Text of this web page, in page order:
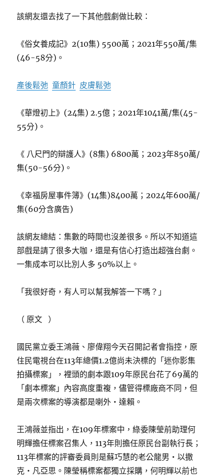
該網友還去找了一下其他戲劇做比較：
《俗女養成記》2(10集) 5500萬；2021年550萬/集
(46-58分)。
產後鬆弛 童顏針 皮膚鬆弛
《華燈初上》(24集) 2.5億；2021年1041萬/集(45-
55分)。
《 八尺門的辯護人》(8集) 6800萬；2023年850萬/
集(50-56分)。
《幸福房屋事件簿》(14集)8400萬；2024年600萬/
集(60分含廣告)
該網友總結：集數的時間也沒差很多。所以不知道這
部戲是請了很多大咖，還是有信心打造出超強台劇。
一集成本可以比別人多 50%以上。
「我很好奇，有人可以幫我解答一下嗎？」
（ 原文 ）
國民黨立委王鴻薇、廖偉翔今天召開記者會指控，原
住民電視台在113年總價1.2億尚未決標的「迷你影集
拍攝標案」，裡頭的劇本跟109年原民台花了69萬的
「劇本標案」內容高度重複，儘管得標廠商不同，但
是兩次標案的導演都是喇外‧達賴。
王鴻薇並指出，在109年標案中，綠委陳瑩前助理何
明輝擔任標案召集人，113年則擔任原民台副執行長；
113年標案的評審委員則是蘇巧慧的老公龍男‧以撒
克‧凡亞思。陳瑩稱標案都獨立採購，何明輝以前也